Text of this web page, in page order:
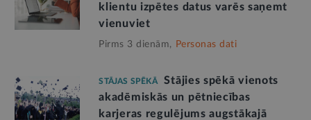
klientu izpētes datus varēs saņemt
vienuviet
Pirms 3 dienām, Personas dati
STĀJAS SPĒKĀ
Stājies spēkā vienots
akadēmiskās un pētniecības
karjeras regulējums augstākajā